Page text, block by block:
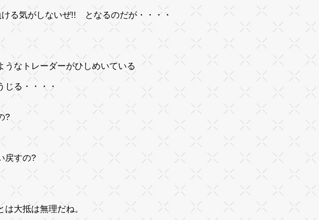
る気がしないぜ!! となるのだが・・・・
なトレーダーがひしめいている
じる・・・・
?
戻すの?
大抵は無理だね。